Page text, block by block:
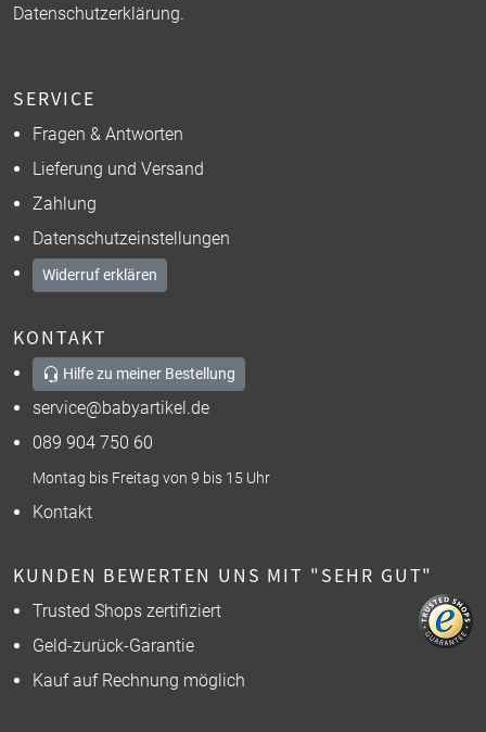
Datenschutzerklärung.
SERVICE
Fragen & Antworten
Lieferung und Versand
Zahlung
Datenschutzeinstellungen
Widerruf erklären
KONTAKT
Hilfe zu meiner Bestellung
service@babyartikel.de
089 904 750 60
Montag bis Freitag von 9 bis 15 Uhr
Kontakt
KUNDEN BEWERTEN UNS MIT "SEHR GUT"
Trusted Shops zertifiziert
Geld-zurück-Garantie
Kauf auf Rechnung möglich